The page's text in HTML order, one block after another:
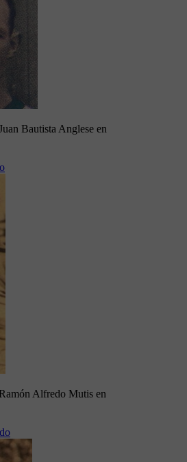
Bautista Anglese en
Alfredo Mutis en